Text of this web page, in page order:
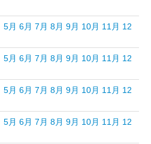
5月 6月 7月 8月 9月 10月 11月 12
5月 6月 7月 8月 9月 10月 11月 12
5月 6月 7月 8月 9月 10月 11月 12
5月 6月 7月 8月 9月 10月 11月 12